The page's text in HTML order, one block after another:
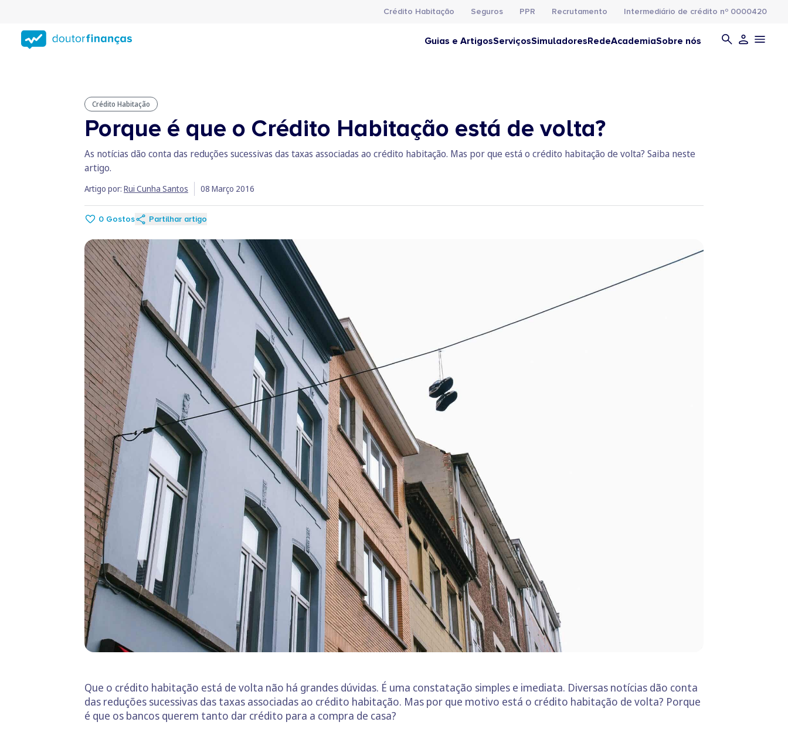
conteúdo
principal
Crédito Habitação Seguros PPR Recrutamento Intermediário de crédito nº 0000420
Guias e ArtigosServiçosSimuladoresRedeAcademiaSobre nós
Crédito Habitação
Porque é que o Crédito Habitação está de volta?
As notícias dão conta das reduções sucessivas das taxas associadas ao crédito habitação. Mas por que está o crédito habitação de volta? Saiba neste
artigo.
Artigo por: Rui Cunha Santos 08 Março 2016
0 Gostos Partilhar artigo
Que o crédito habitação está de volta não há grandes dúvidas. É uma constatação simples e imediata. Diversas notícias dão conta
das reduções sucessivas das taxas associadas ao crédito habitação. Mas por que motivo está o crédito habitação de volta? Porque
é que os bancos querem tanto dar crédito para a compra de casa?